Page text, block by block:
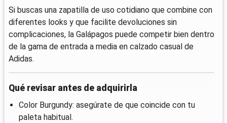
Si buscas una zapatilla de uso cotidiano que combine con
diferentes looks y que facilite devoluciones sin
complicaciones, la Galápagos puede competir bien dentro
de la gama de entrada a media en calzado casual de
Adidas.
Qué revisar antes de adquirirla
Color Burgundy: asegúrate de que coincide con tu
paleta habitual.